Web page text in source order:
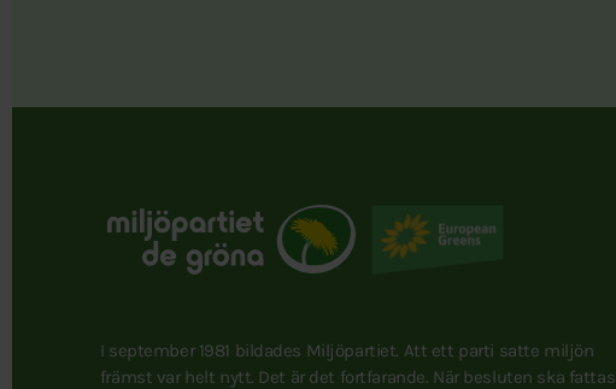
I september 1981 bildades Miljöpartiet. Att ett parti satte miljön
främst var helt nytt. Det är det fortfarande. När besluten ska fattas